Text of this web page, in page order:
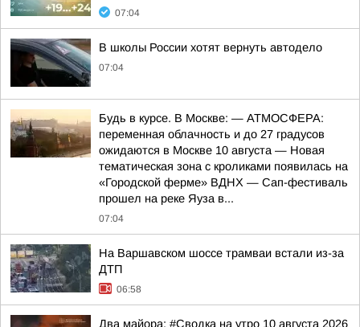
07:04
В школы России хотят вернуть автодело
07:04
Будь в курсе. В Москве: — АТМОСФЕРА:
переменная облачность и до 27 градусов
ожидаются в Москве 10 августа — Новая
тематическая зона с кроликами появилась на
«Городской ферме» ВДНХ — Сап-фестиваль
прошел на реке Яуза в...
07:04
На Варшавском шоссе трамваи встали из-за
ДТП
06:58
Два майора: #Сводка на утро 10 августа 2026